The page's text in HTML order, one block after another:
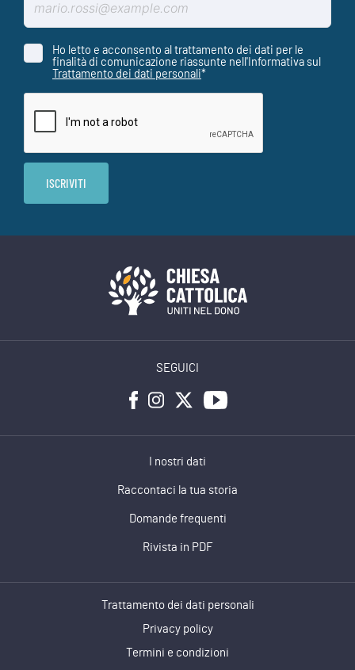
Ho letto e acconsento al trattamento dei dati per le
finalità di comunicazione riassunte nell'Informativa sul
Trattamento dei dati personali*
SEGUICI
I nostri dati
Raccontaci la tua storia
Domande frequenti
Rivista in PDF
Trattamento dei dati personali
Privacy policy
Termini e condizioni